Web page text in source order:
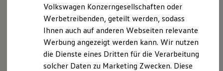
Bidirektionales Laden
Förderung & Kosten der Elektrofahrzeuge
Fördermöglichkeiten für Privatkunden
Kostensimulator
Autonomes Fahren
Mehr zum ID. Buzz
Volkswagen Konzerngesellschaften oder
Werbetreibenden, geteilt werden, sodass
Ihnen auch auf anderen Webseiten relevante
Werbung angezeigt werden kann. Wir nutzen
die Dienste eines Dritten für die Verarbeitung
solcher Daten zu Marketing Zwecken. Diese